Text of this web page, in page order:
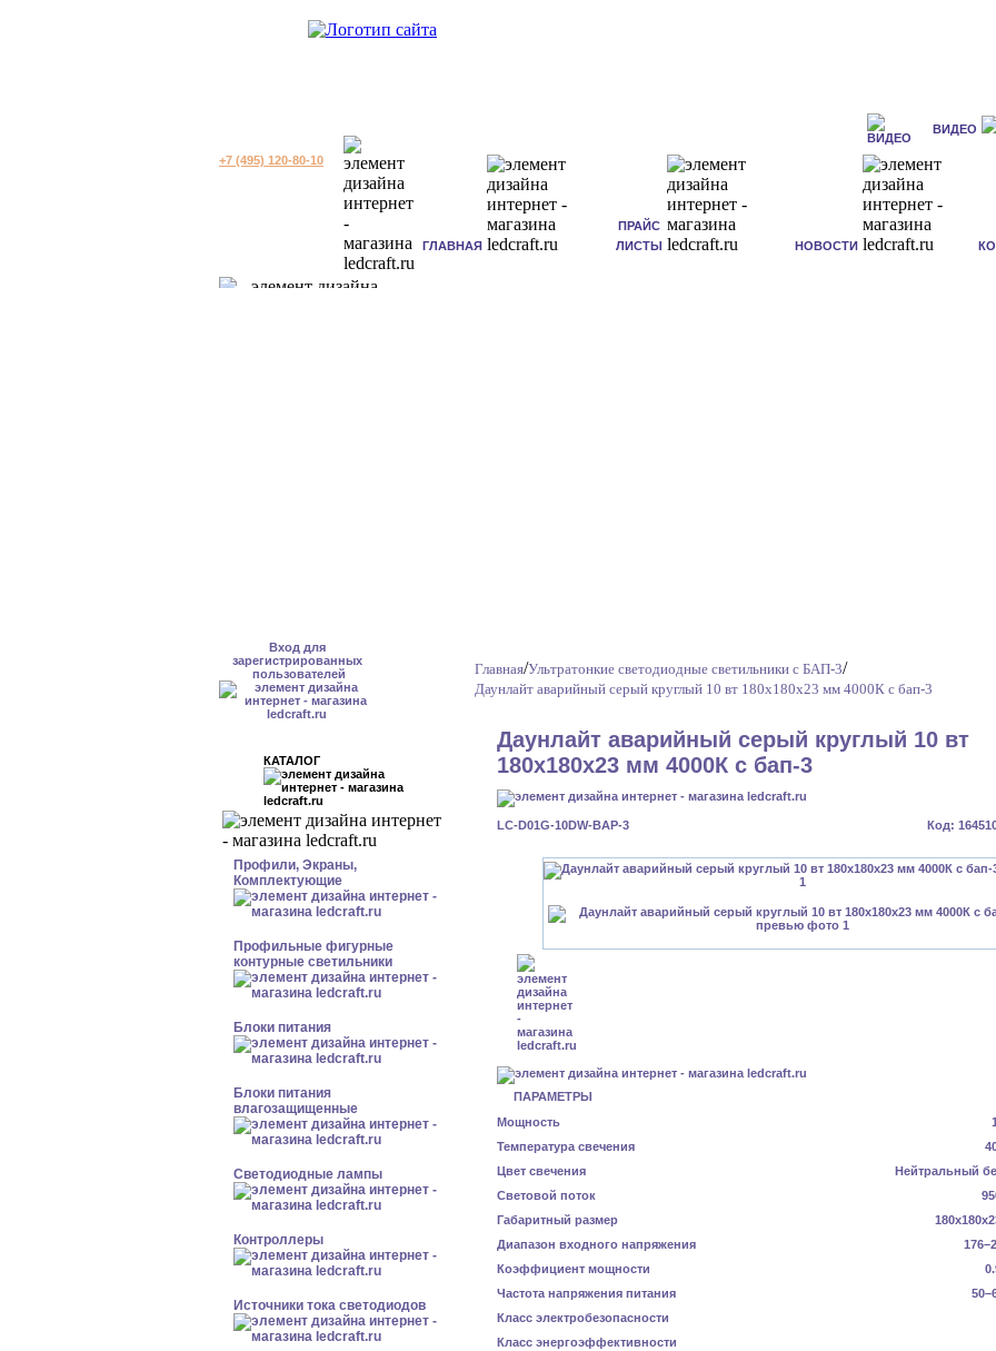
ВИДЕО
+7 (495) 120-80-10
ГЛАВНАЯ
ПРАЙС
ЛИСТЫ
НОВОСТИ
Вход для
зарегистрированных
пользователей
КАТАЛОГ
Профили, Экраны,
Комплектующие
Профильные фигурные
контурные светильники
Блоки питания
Блоки питания
влагозащищенные
Светодиодные лампы
Контроллеры
Источники тока светодиодов
Главная/Ультратонкие светодиодные светильники с БАП-3/
Даунлайт аварийный серый круглый 10 вт 180x180x23 мм 4000К с бап-3
Даунлайт аварийный серый круглый 10 вт
180x180x23 мм 4000К с бап-3
Код:
LC-D01G-10DW-BAP-3
ПАРАМЕТРЫ
Мощность
Температура свечения
Цвет свечения
Нейтральный
Световой поток
Габаритный размер
Диапазон входного напряжения
Коэффициент мощности
Частота напряжения питания
Класс электробезопасности
Класс энергоэффективности